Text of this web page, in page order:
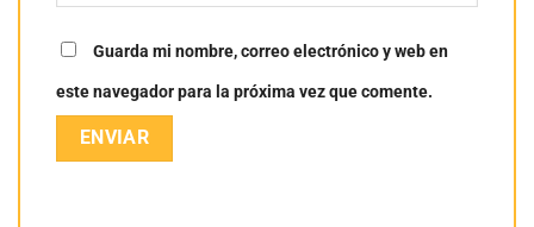
Guarda mi nombre, correo electrónico y web en
este navegador para la próxima vez que comente.